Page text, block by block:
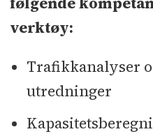
verktøy:
Trafikkanalyser
utredninger